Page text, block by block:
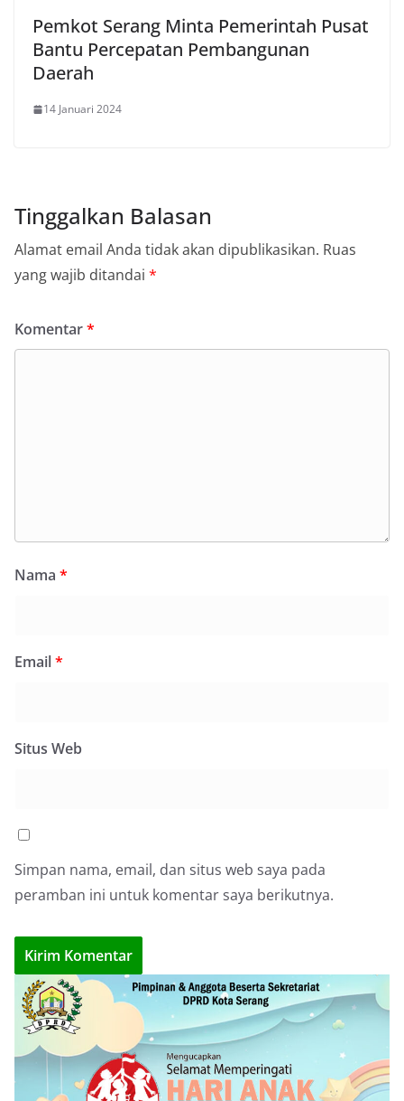
Pemkot Serang Minta Pemerintah Pusat
Bantu Percepatan Pembangunan
Daerah
14 Januari 2024
Tinggalkan Balasan
Alamat email Anda tidak akan dipublikasikan. Ruas
yang wajib ditandai *
Komentar*
Nama *
Email*
Situs Web
Simpan nama, email, dan situs web saya pada
peramban ini untuk komentar saya berikutnya.